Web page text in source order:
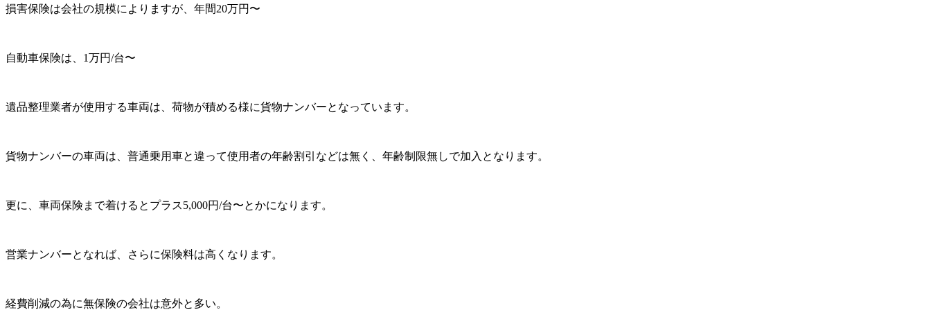
損害保険は会社の規模によりますが、年間20万円〜
自動車保険は、1万円/台〜
遺品整理業者が使用する車両は、荷物が積める様に貨物ナンバーとなっています。
貨物ナンバーの車両は、普通乗用車と違って使用者の年齢割引などは無く、年齢制限無しで加入となります。
更に、車両保険まで着けるとプラス5,000円/台〜とかになります。
営業ナンバーとなれば、さらに保険料は高くなります。
経費削減の為に無保険の会社は意外と多い。